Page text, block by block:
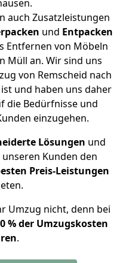
auch Zusatzleistungen
und Entpacken
Entfernen von Möbeln
Müll an. Wir sind uns
von Remscheid nach
und haben uns daher
die Bedürfnisse und
einzugehen.
Lösungen und
Kunden den
Preis-Leistungen
Umzug nicht, denn bei
% der Umzugskosten
.